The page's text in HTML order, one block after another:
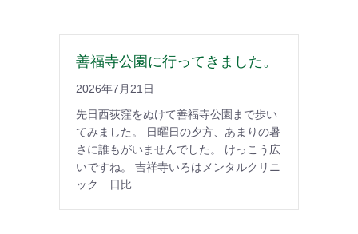
善福寺公園に行ってきました。
2026年7月21日
先日西荻窪をぬけて善福寺公園まで歩い
てみました。 日曜日の夕方、あまりの暑
さに誰もがいませんでした。 けっこう広
いですね。 吉祥寺いろはメンタルクリニ
ック 日比